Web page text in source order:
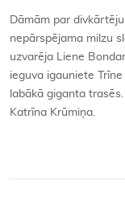
Dāmām par
nepārspējama milzu
uzvarēja Liene
ieguva igauniete
labākā giganta
Katrīna Krūmiņa.